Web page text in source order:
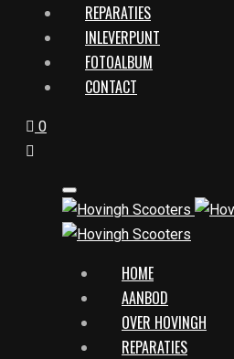
REPARATIES
INLEVERPUNT
FOTOALBUM
CONTACT
0
HOME
AANBOD
OVER HOVINGH
REPARATIES